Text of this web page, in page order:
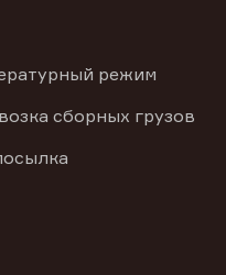
режим
сборных грузов